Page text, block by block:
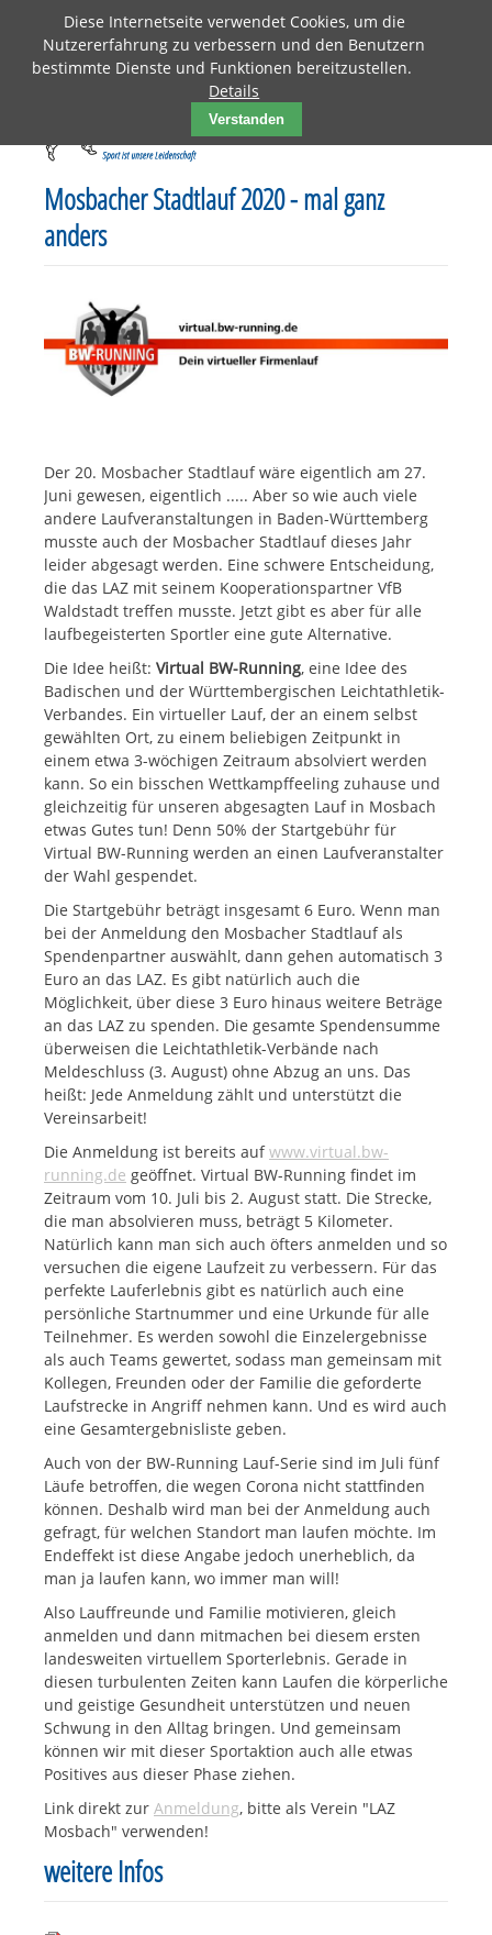
Mosbacher Stadtlauf 2020 - mal ganz
anders
Der 20. Mosbacher Stadtlauf wäre eigentlich am 27.
Juni gewesen, eigentlich ..... Aber so wie auch viele
andere Laufveranstaltungen in Baden-Württemberg
musste auch der Mosbacher Stadtlauf dieses Jahr
leider abgesagt werden. Eine schwere Entscheidung,
die das LAZ mit seinem Kooperationspartner VfB
Waldstadt treffen musste. Jetzt gibt es aber für alle
laufbegeisterten Sportler eine gute Alternative.
Die Idee heißt: Virtual BW-Running, eine Idee des
Badischen und der Württembergischen Leichtathletik-
Verbandes. Ein virtueller Lauf, der an einem selbst
gewählten Ort, zu einem beliebigen Zeitpunkt in
einem etwa 3-wöchigen Zeitraum absolviert werden
kann. So ein bisschen Wettkampffeeling zuhause und
gleichzeitig für unseren abgesagten Lauf in Mosbach
etwas Gutes tun! Denn 50% der Startgebühr für
Virtual BW-Running werden an einen Laufveranstalter
der Wahl gespendet.
Die Startgebühr beträgt insgesamt 6 Euro. Wenn man
bei der Anmeldung den Mosbacher Stadtlauf als
Spendenpartner auswählt, dann gehen automatisch 3
Euro an das LAZ. Es gibt natürlich auch die
Möglichkeit, über diese 3 Euro hinaus weitere Beträge
an das LAZ zu spenden. Die gesamte Spendensumme
überweisen die Leichtathletik-Verbände nach
Meldeschluss (3. August) ohne Abzug an uns. Das
heißt: Jede Anmeldung zählt und unterstützt die
Vereinsarbeit!
Die Anmeldung ist bereits aufwww.virtual.bw-
running.de geöffnet. Virtual BW-Running findet im
Zeitraum vom 10. Juli bis 2. August statt. Die Strecke,
die man absolvieren muss, beträgt 5 Kilometer.
Natürlich kann man sich auch öfters anmelden und so
versuchen die eigene Laufzeit zu verbessern. Für das
perfekte Lauferlebnis gibt es natürlich auch eine
persönliche Startnummer und eine Urkunde für alle
Teilnehmer. Es werden sowohl die Einzelergebnisse
als auch Teams gewertet, sodass man gemeinsam mit
Kollegen, Freunden oder der Familie die geforderte
Laufstrecke in Angriff nehmen kann. Und es wird auch
eine Gesamtergebnisliste geben.
Auch von der BW-Running Lauf-Serie sind im Juli fünf
Läufe betroffen, die wegen Corona nicht stattfinden
können. Deshalb wird man bei der Anmeldung auch
gefragt, für welchen Standort man laufen möchte. Im
Endeffekt ist diese Angabe jedoch unerheblich, da
man ja laufen kann, wo immer man will!
Also Lauffreunde und Familie motivieren, gleich
anmelden und dann mitmachen bei diesem ersten
landesweiten virtuellem Sporterlebnis. Gerade in
diesen turbulenten Zeiten kann Laufen die körperliche
und geistige Gesundheit unterstützen und neuen
Schwung in den Alltag bringen. Und gemeinsam
können wir mit dieser Sportaktion auch alle etwas
Positives aus dieser Phase ziehen.
Link direkt zur Anmeldung, bitte als Verein "LAZ
Mosbach" verwenden!
weitere Infos
Diese Internetseite verwendet Cookies, um die
Nutzererfahrung zu verbessern und den Benutzern
bestimmte Dienste und Funktionen bereitzustellen.
Details
Verstanden